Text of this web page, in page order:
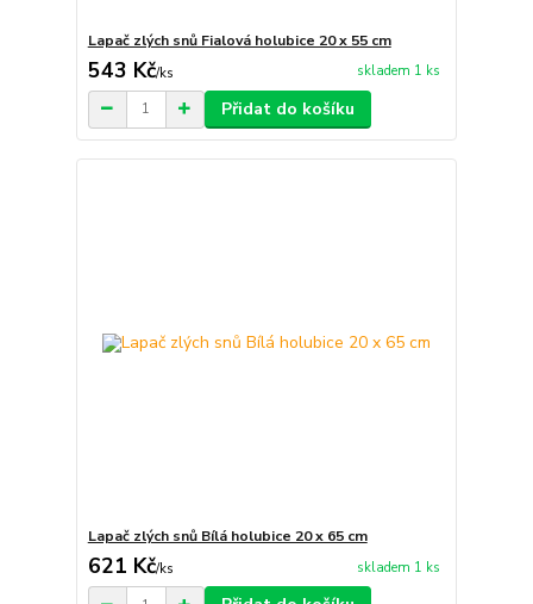
Lapač zlých snů Fialová holubice 20 x 55 cm
543 Kč/ks skladem 1 ks
Přidat do košíku
Lapač zlých snů Bílá holubice 20 x 65 cm
621 Kč/ks skladem 1 ks